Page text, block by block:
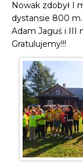
Nowak zdobył I
dystansie 800
Adam Jaguś i III
Gratulujemy!!!